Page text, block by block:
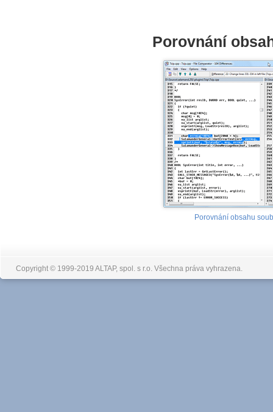
Porovnání
Porovnání obsahu
Copyright © 1999-2019 ALTAP, spol. s r.o. Všechna práva vyhrazena.